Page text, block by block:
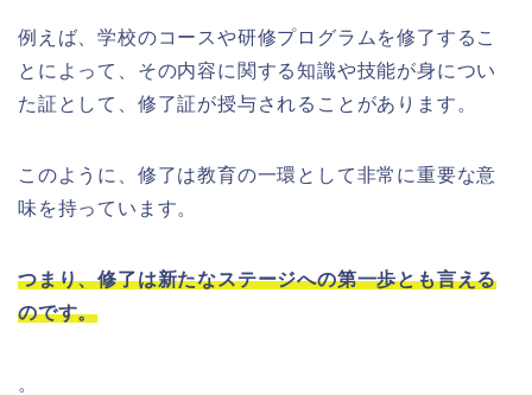
例えば、学校のコースや研修プログラムを修了するこ
とによって、その内容に関する知識や技能が身につい
た証として、修了証が授与されることがあります。
このように、修了は教育の一環として非常に重要な意
味を持っています。
つまり、修了は新たなステージへの第一歩とも言える
のです。
。